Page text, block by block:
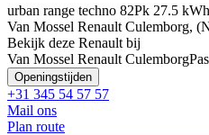
urban range techno 82Pk 27.5 kWh
Van Mossel Renault Culemborg,
Bekijk deze Renault bij
Van Mossel Renault Culemborg
Openingstijden
+31 345 54 57 57
Mail ons
Plan route